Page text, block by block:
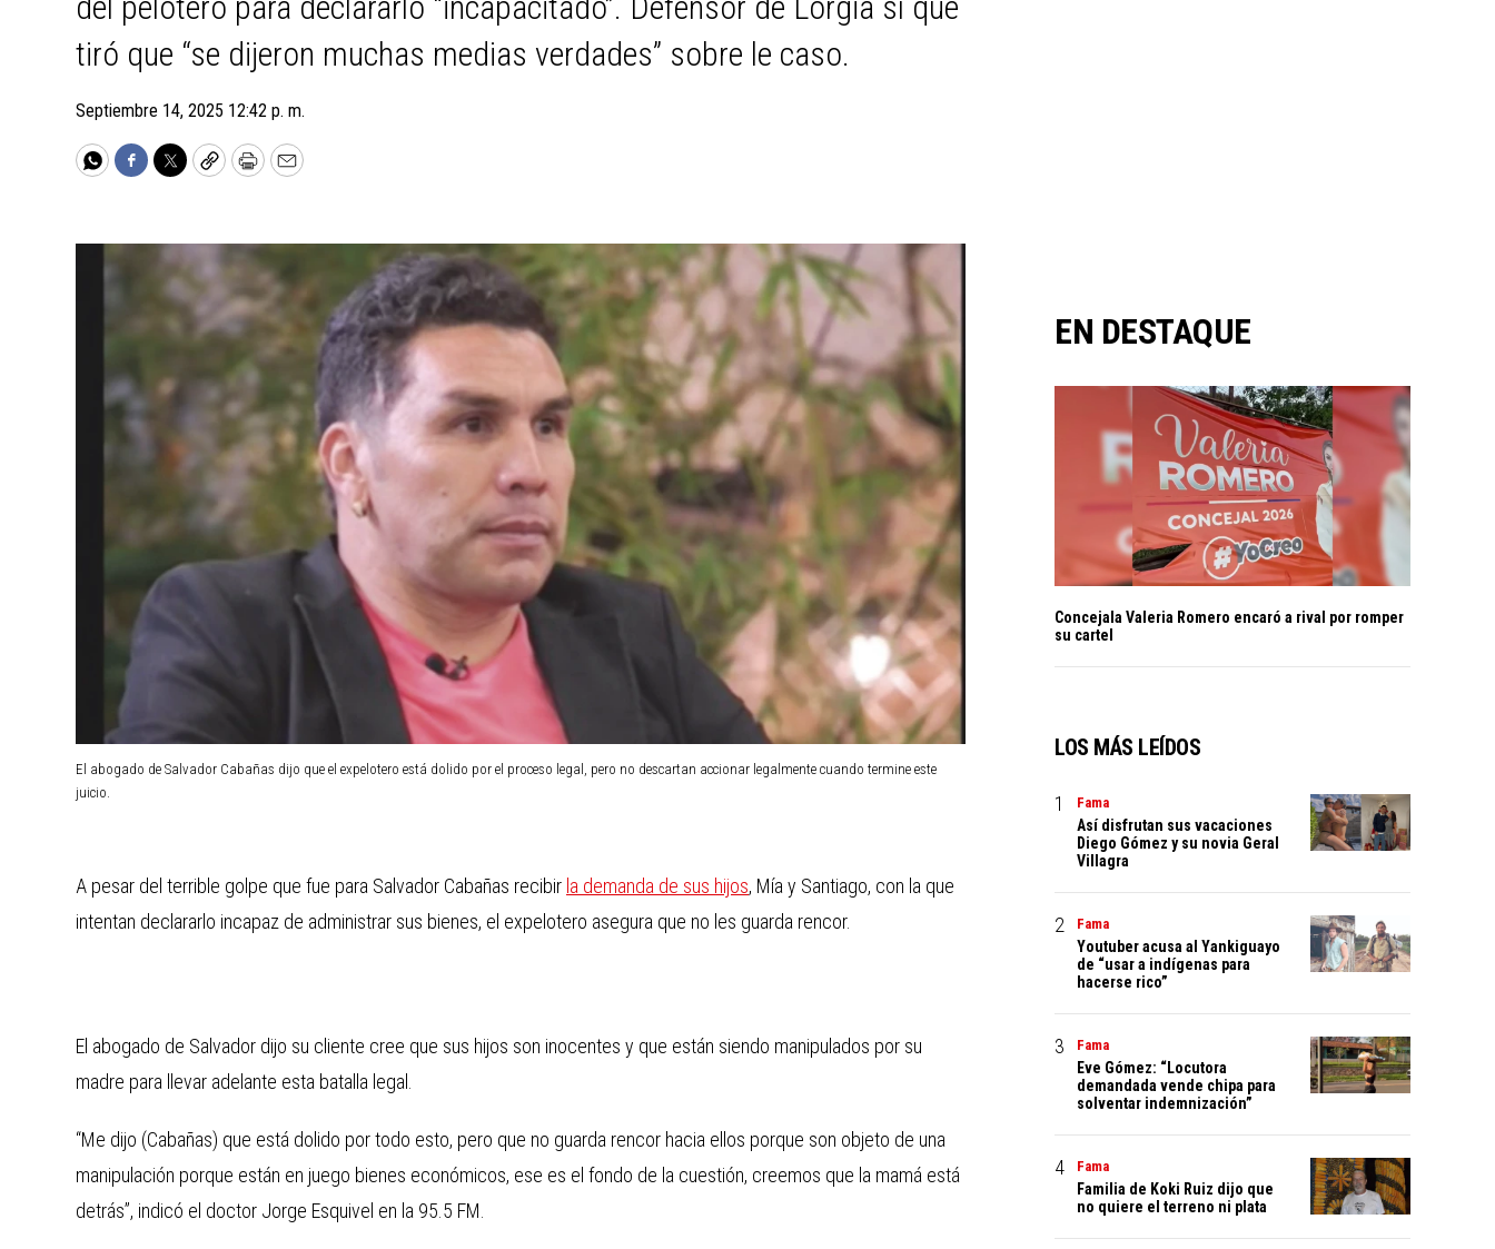
tiró que “se dijeron muchas medias verdades” sobre le caso.
Septiembre 14, 2025 12:42 p. m.
WhatsApp
Facebook
TwitterCopyPrintEmail
El abogado de Salvador Cabañas dijo que el expelotero está dolido por el proceso legal, pero no descartan accionar legalmente cuando termine este
juicio.
A pesar del terrible golpe que fue para Salvador Cabañas recibir la demanda de sus hijos, Mía y Santiago, con la que
intentan declararlo incapaz de administrar sus bienes, el expelotero asegura que no les guarda rencor.
El abogado de Salvador dijo su cliente cree que sus hijos son inocentes y que están siendo manipulados por su
madre para llevar adelante esta batalla legal.
“Me dijo (Cabañas) que está dolido por todo esto, pero que no guarda rencor hacia ellos porque son objeto de una
manipulación porque están en juego bienes económicos, ese es el fondo de la cuestión, creemos que la mamá está
detrás”, indicó el doctor Jorge Esquivel en la 95.5 FM.
EN DESTAQUE
Concejala Valeria Romero encaró a rival por romper
su cartel
LOS MÁS LEÍDOS
Fama
Así disfrutan sus vacaciones
Diego Gómez y su novia Geral
Villagra
Fama
Youtuber acusa al Yankiguayo
de “usar a indígenas para
hacerse rico”
Fama
Eve Gómez: “Locutora
demandada vende chipa para
solventar indemnización”
Fama
Familia de Koki Ruiz dijo que
no quiere el terreno ni plata